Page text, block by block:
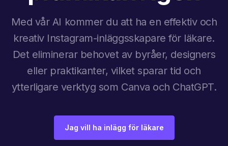
Med vår AI kommer du att ha en effektiv och
kreativ Instagram-inläggsskapare för läkare.
Det eliminerar behovet av byråer, designers
eller praktikanter, vilket sparar tid och
ytterligare verktyg som Canva och ChatGPT.
Jag vill ha inlägg för läkare